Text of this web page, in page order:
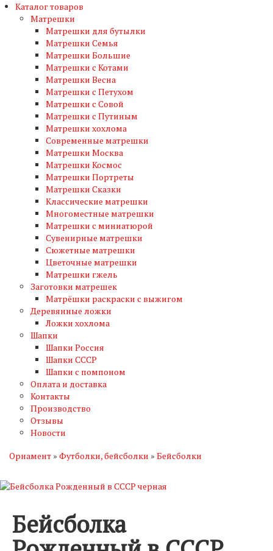
Каталог товаров
Матрешки
Матрешки для бутылки
Матрешки Семья
Матрешки Большие
Матрешки с Котами
Матрешки Весна
Матрешки с Петухом
Матрешки с Совой
Матрешки с Путиным
Матрешки хохлома
Современные матрешки
Матрешки Москва
Матрешки Космос
Матрешки Портреты
Матрешки Сказки
Классические матрешки
Многоместные матрешки
Матрешки с миниатюрой
Сувенирные матрешки
Сюжетные матрешки
Цветочные матрешки
Матрешки гжель
Заготовки матрешек
Матрёшки раскраски с выжигом
Деревянные ложки
Ложки хохлома
Шапки
Шапки Россия
Шапки СССР
Шапки с помпоном
Оплата и доставка
Контакты
Производство
Отзывы
Новости
Орнамент » Футболки, бейсболки » Бейсболки
Бейсболка